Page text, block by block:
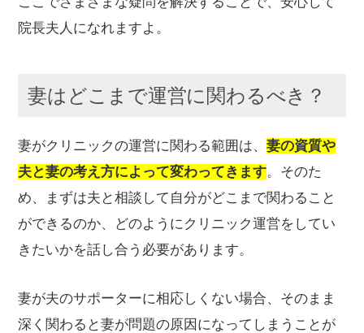
院長夫人になれますよ。
妻はどこまで運営に関わるべき？
妻がクリニックの運営に関わる範囲は、妻の資質や
夫と妻の考え方によって変わってきます。そのた
め、まずは夫と相談して自分がどこまで関わること
ができるのか、どのようにクリニック運営をしてい
きたいかを話し合う必要があります。
妻が夫のサポーターに相応しくない場合、そのまま
深く関わると妻が問題の原因になってしまうことが